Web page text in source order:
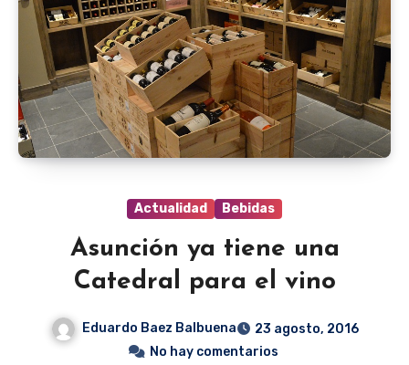
Actualidad Bebidas
Asunción ya tiene una
Catedral para el vino
Eduardo Baez Balbuena
23 agosto, 2016
No hay comentarios